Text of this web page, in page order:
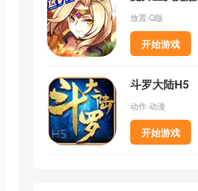
放置·Q版
开始游戏
斗罗大陆H5
动作·动漫
开始游戏